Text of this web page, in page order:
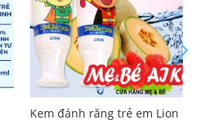
Kem đánh răng trẻ em Lion